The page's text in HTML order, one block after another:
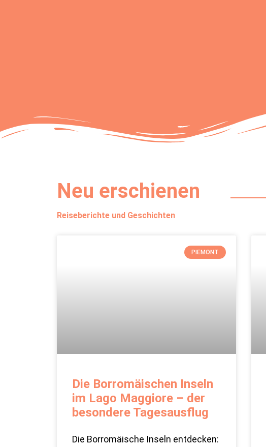
Neu erschienen
Reiseberichte und Geschichten
PIEMONT
Die Borromäischen Inseln
im Lago Maggiore – der
besondere Tagesausflug
Die Borromäische Inseln entdecken: